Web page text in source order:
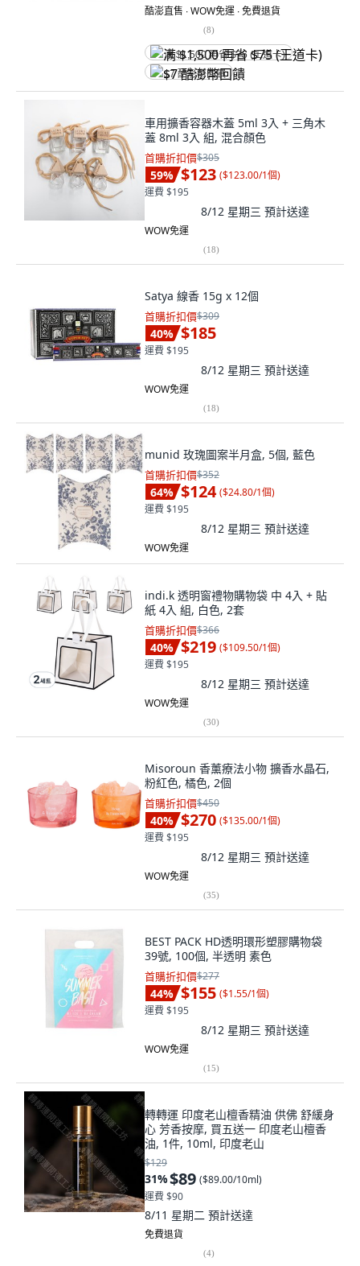
酷澎直售 ∙ WOW免運 ∙ 免費退貨
(8)
满 $1,500 再省 $75 (王道卡)
$7 酷澎幣回饋
車用擴香容器木蓋 5ml 3入 + 三角木
蓋 8ml 3入 組, 混合顏色
首購折扣價$305
59% $123 ($123.00/1個)
運費 $195
8/12 星期三 預計送達
WOW免運
(18)
Satya 線香 15g x 12個
首購折扣價$309
40% $185
運費 $195
8/12 星期三 預計送達
WOW免運
(18)
munid 玫瑰圖案半月盒, 5個, 藍色
首購折扣價$352
64% $124 ($24.80/1個)
運費 $195
8/12 星期三 預計送達
WOW免運
indi.k 透明窗禮物購物袋 中 4入 + 貼
紙 4入 組, 白色, 2套
首購折扣價$366
40% $219 ($109.50/1個)
運費 $195
8/12 星期三 預計送達
WOW免運
(30)
Misoroun 香薰療法小物 擴香水晶石,
粉紅色, 橘色, 2個
首購折扣價$450
40% $270 ($135.00/1個)
運費 $195
8/12 星期三 預計送達
WOW免運
(35)
BEST PACK HD透明環形塑膠購物袋
39號, 100個, 半透明 素色
首購折扣價$277
44% $155 ($1.55/1個)
運費 $195
8/12 星期三 預計送達
WOW免運
(15)
轉轉運 印度老山檀香精油 供佛 舒緩身
心 芳香按摩, 買五送一 印度老山檀香
油, 1件, 10ml, 印度老山
$129
31%$89 ($89.00/10ml)
運費 $90
8/11 星期二 預計送達
免費退貨
(4)